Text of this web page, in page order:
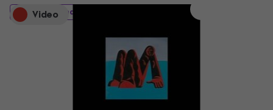
Video
Verkauf beendet